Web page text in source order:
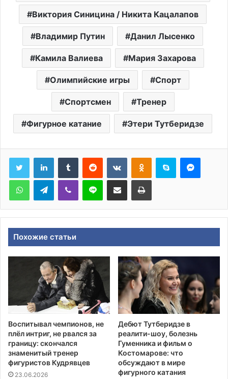
Виктория Синицина / Никита Кацалапов
Владимир Путин Данил Лысенко
Камила Валиева Мария Захарова
Олимпийские игры Спорт
Спортсмен Тренер
Фигурное катание Этери Тутберидзе
Tumblr Reddit ВконтактеОдноклассники
Skype
WhatsAppTelegramViber Line Поделиться через электронную почту Печатать
Похожие статьи
Воспитывал чемпионов, не
плёл интриг, не рвался за
границу: скончался
знаменитый тренер
фигуристов Кудрявцев
23.06.2026
Дебют Тутберидзе в
реалити-шоу, болезнь
Гуменника и фильм о
Костомарове: что
обсуждают в мире
фигурного катания